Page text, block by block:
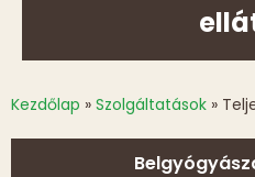
Kezdőlap » Szolgáltatások »